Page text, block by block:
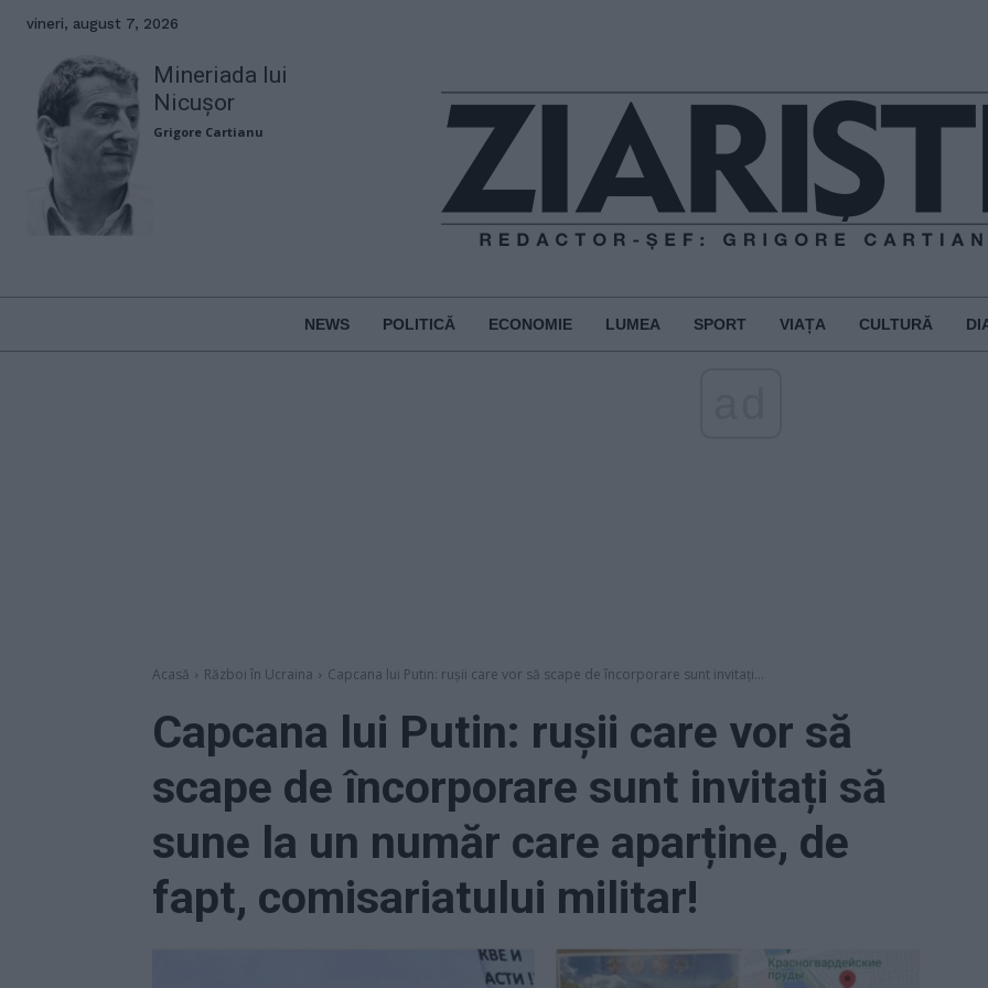
vineri, august 7, 2026
Mineriada lui
Nicușor
Grigore Cartianu
NEWS POLITICĂ ECONOMIE LUMEA SPORT VIAȚA CULTURĂ
Acasă Război în Ucraina Capcana lui Putin: rușii care vor să scape de încorporare sunt invitați...
Capcana lui Putin: rușii care vor să
scape de încorporare sunt invitați să
sune la un număr care aparține, de
fapt, comisariatului militar!